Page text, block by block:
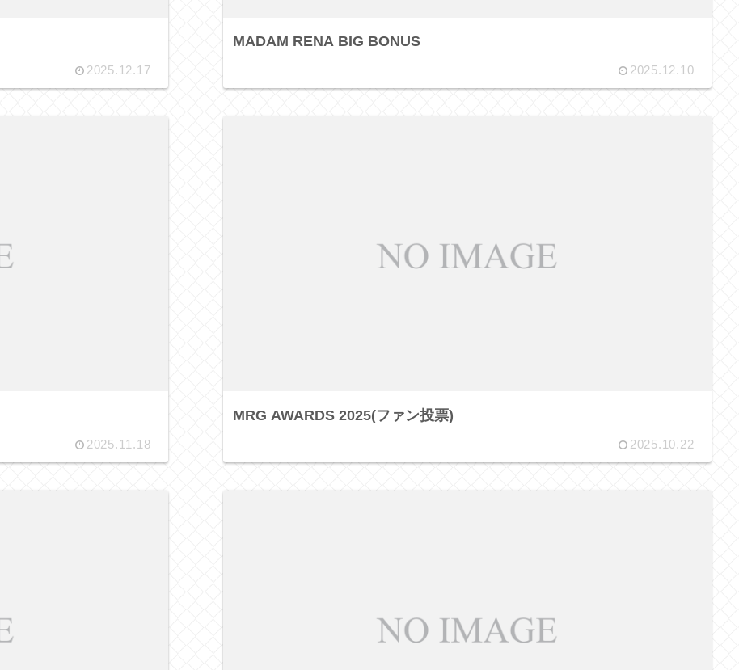
2025.12.17
MADAM RENA BIG BONUS
2025.12.10
2025.11.18
MRG AWARDS 2025(ファン投票)
2025.10.22